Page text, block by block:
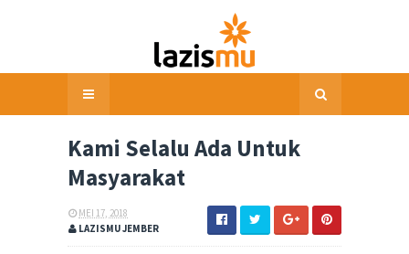
Kami Selalu Ada Untuk
Masyarakat
MEI 17, 2018
LAZISMU JEMBER